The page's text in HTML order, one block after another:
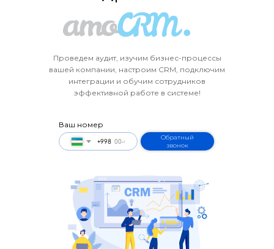
Сопровождение
Настройка
Проведем аудит, изучим бизнес-процессы
вашей компании, настроим CRM, подключим
интеграции и обучим сотрудников
эффективной работе в системе!
Ваш номер
+998
Обратный
звонок